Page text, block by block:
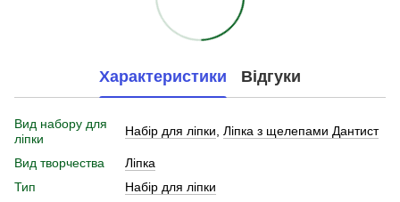
Характеристики Відгуки
Вид набору для
ліпки
Набір для ліпки, Ліпка з щелепами Дантист
Вид творчества
Ліпка
Тип
Набір для ліпки